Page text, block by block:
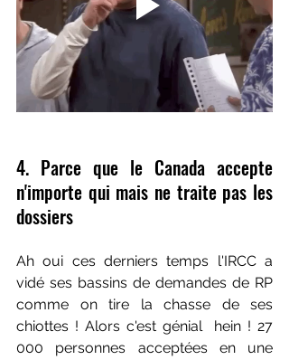
4. Parce que le Canada accepte
n'importe qui mais ne traite pas les
dossiers
Ah oui ces derniers temps l'IRCC a
vidé ses bassins de demandes de RP
comme on tire la chasse de ses
chiottes ! Alors c'est génial  hein ! 27
000 personnes acceptées en une